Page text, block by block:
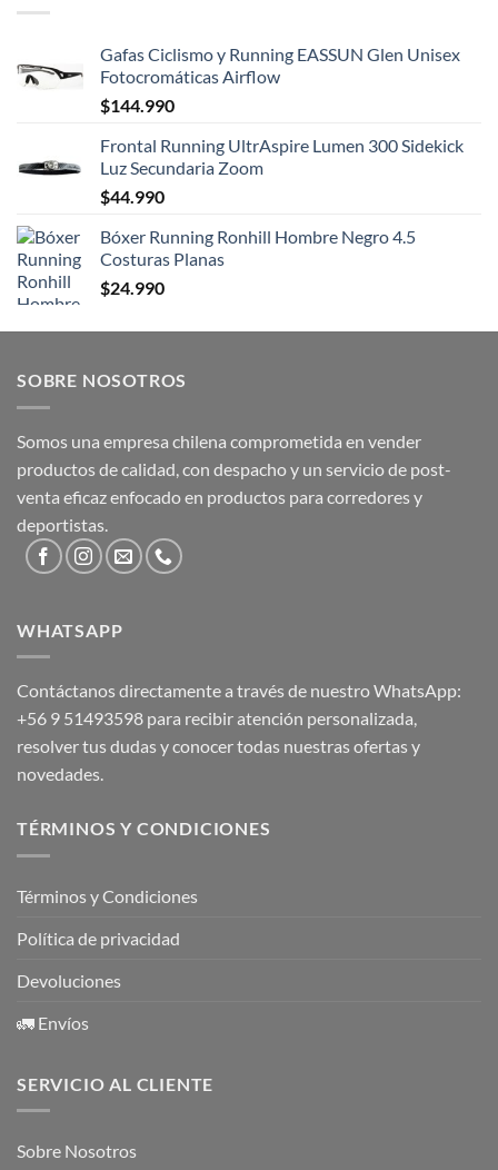
Gafas Ciclismo y Running EASSUN Glen Unisex
Fotocromáticas Airflow
$144.990
Frontal Running UltrAspire Lumen 300 Sidekick
Luz Secundaria Zoom
$44.990
Bóxer Running Ronhill Hombre Negro 4.5
Costuras Planas
$24.990
SOBRE NOSOTROS
Somos una empresa chilena comprometida en vender
productos de calidad, con despacho y un servicio de post-
venta eficaz enfocado en productos para corredores y
deportistas.
WHATSAPP
Contáctanos directamente a través de nuestro WhatsApp:
+56 9 51493598 para recibir atención personalizada,
resolver tus dudas y conocer todas nuestras ofertas y
novedades.
TÉRMINOS Y CONDICIONES
Términos y Condiciones
Política de privacidad
Devoluciones
🚛 Envíos
SERVICIO AL CLIENTE
Sobre Nosotros